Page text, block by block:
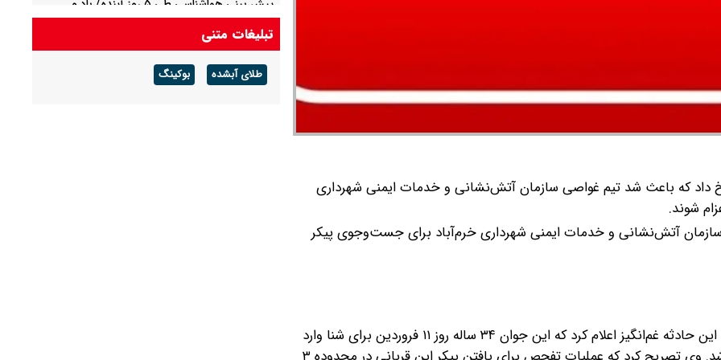
داد که باعث شد تیم غواصی سازمان آتش‌نشانی و خدمات ایمنی شهرداری
شوند.
آتش‌نشانی و خدمات ایمنی شهرداری خرم‌آباد برای جست‌وجوی پیکر
سجاد نعمتی، رئیس سازمان آتش‌نشانی خرم‌آباد، با اشاره به این حادثه غم‌انگیز اعلام کرد که این جوان ۳۴ ساله روز ۱۱ فروردین برای شنا وارد
پیش بینی هواشناسی طی ۵ روز آینده/ باد و
گردوخاک در بخش‌هایی از کشور
پیش بینی هوای مشهد فردا شنبه ۱۷ مرداد/ افزایش
دما از روز سه شنبه
تبلیغات متنی
طلای آبشده بوکینگ